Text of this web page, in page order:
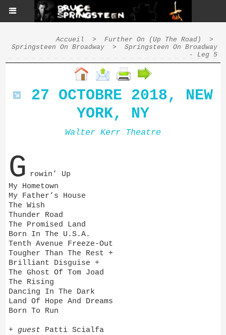
Accueil > Further On (Up The Road)
>
Springsteen On Broadway
>
Springsteen On Broadway
- Leg 5
27 OCTOBRE 2018, NEW
YORK, NY
Walter Kerr Theatre
G rowin’ Up
My Hometown
My Father’s House
The Wish
Thunder Road
The Promised Land
Born In The U.S.A.
Tenth Avenue Freeze-Out
Tougher Than The Rest +
Brilliant Disguise +
The Ghost Of Tom Joad
The Rising
Dancing In The Dark
Land Of Hope And Dreams
Born To Run
+ guest Patti Scialfa